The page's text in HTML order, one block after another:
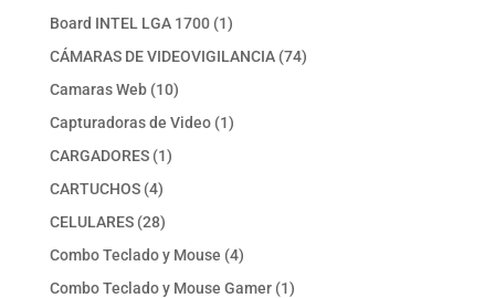
producto
Board INTEL LGA 1700 11
producto
CÁMARAS DE VIDEOVIGILANCIA 7474
Camaras Web 1010
productos
Capturadoras de Video 11
CARGADORES 11
CARTUCHOS 44
productos
CELULARES 2828
productos
Combo Teclado y Mouse 44
productos
Combo Teclado y Mouse Gamer 11